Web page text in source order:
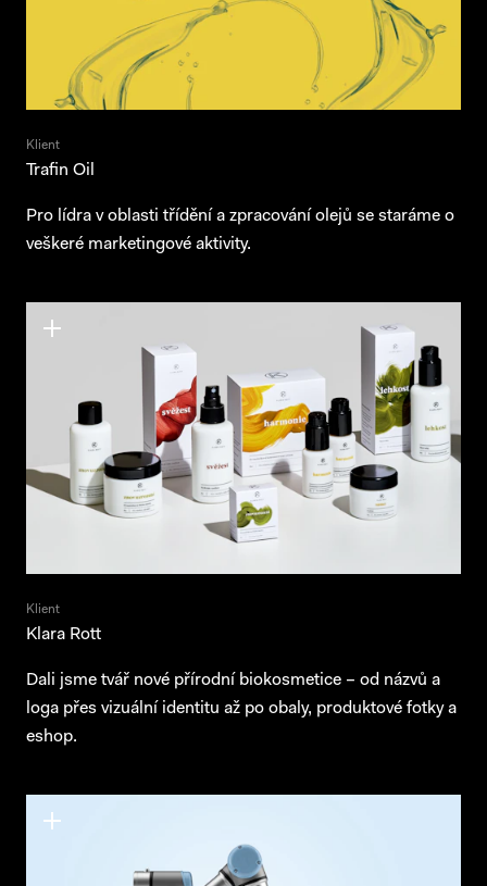
Klient
Trafin Oil
Pro lídra v oblasti třídění a zpracování olejů se staráme o
veškeré marketingové aktivity.
Klient
Klara Rott
Dali jsme tvář nové přírodní biokosmetice – od názvů a
loga přes vizuální identitu až po obaly, produktové fotky a
eshop.